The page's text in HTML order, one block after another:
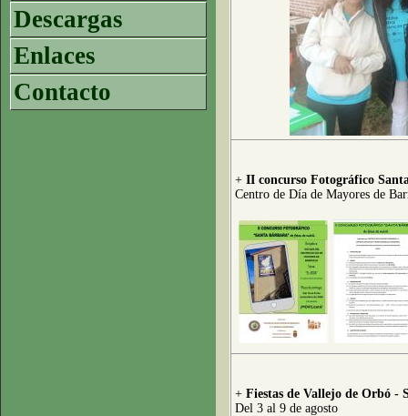
Descargas
Enlaces
Contacto
+ II concurso Fotográfico
Centro de Día de Mayores de
+ Fiestas de Vallejo de Orbó -
Del 3 al 9 de agosto